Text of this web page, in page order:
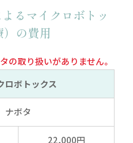
るマイクロボトッ
の費用
の取り扱いがありません。
ロボトックス
ナボタ
22,000円